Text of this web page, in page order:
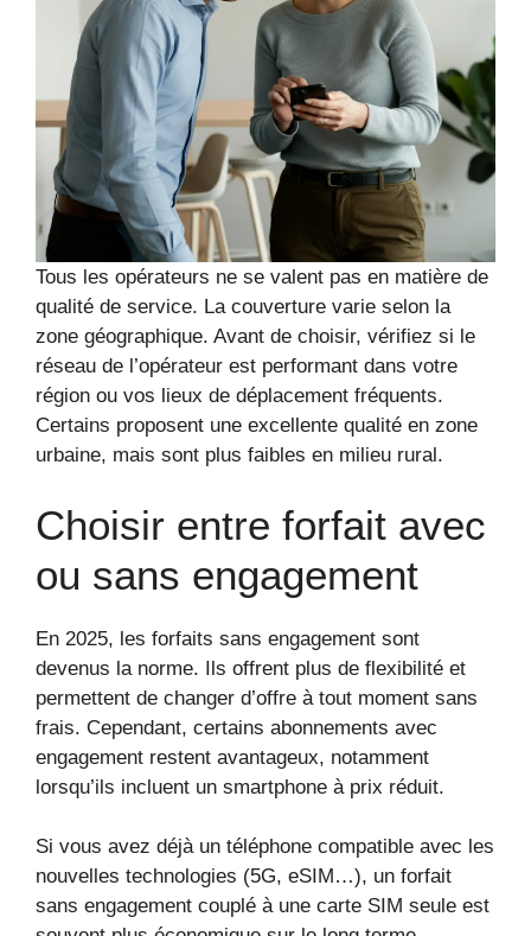
Tous les opérateurs ne se valent pas en matière de
qualité de service. La couverture varie selon la
zone géographique. Avant de choisir, vérifiez si le
réseau de l’opérateur est performant dans votre
région ou vos lieux de déplacement fréquents.
Certains proposent une excellente qualité en zone
urbaine, mais sont plus faibles en milieu rural.
Choisir entre forfait avec
ou sans engagement
En 2025, les forfaits sans engagement sont
devenus la norme. Ils offrent plus de flexibilité et
permettent de changer d’offre à tout moment sans
frais. Cependant, certains abonnements avec
engagement restent avantageux, notamment
lorsqu’ils incluent un smartphone à prix réduit.
Si vous avez déjà un téléphone compatible avec les
nouvelles technologies (5G, eSIM…), un forfait
sans engagement couplé à une carte SIM seule est